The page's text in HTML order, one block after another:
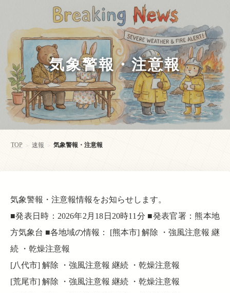
気象警報・注意報
TOP > 速報 > 気象警報・注意報
気象警報・注意報情報をお知らせします。
■発表日時：2026年2月18日20時11分 ■発表官署：熊本地
方気象台 ■各地域の情報： [熊本市] 解除 ・強風注意報 継
続 ・乾燥注意報
[八代市] 解除 ・強風注意報 継続 ・乾燥注意報
[荒尾市] 解除 ・強風注意報 継続 ・乾燥注意報